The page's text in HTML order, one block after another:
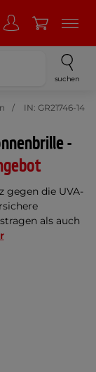
suchen
IN: GR21746-14
-
gegen die UVA-
als auch